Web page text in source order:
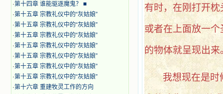
·第十四章 谁能驱逐魔鬼？ ■
·第十五章 宗教礼仪中的“灰姑娘”
·第十五章 宗教礼仪中的“灰姑娘”
·第十五章 宗教礼仪中的“灰姑娘”
·第十五章 宗教礼仪中的“灰姑娘”
·第十五章 宗教礼仪中的“灰姑娘”
·第十五章 宗教礼仪中的“灰姑娘”
·第十五章 宗教礼仪中的“灰姑娘”
·第十六章 重建牧灵工作的方向
有时，在刚打开
或者在上面放一
的物体就呈现出
我想现在是时